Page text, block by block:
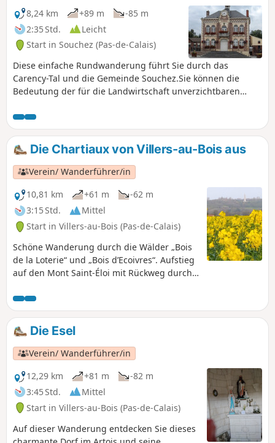
8,24 km
+89 m
-85 m
2:35 Std.
Leicht
Start in Souchez (Pas-de-Calais)
Diese einfache Rundwanderung führt Sie durch das
Carency-Tal und die Gemeinde Souchez.Sie können die
Bedeutung der für die Landwirtschaft unverzichtbaren
die nach der vollständigen Zerstörung des Dorfes Souchez
im Ersten Weltkrieg originalgetreu wieder aufgebaut
wurden.Die Chartiaux von Villers-au-Bois aus
Verein/ Wanderführer/in
10,81 km
+61 m
-62 m
3:15 Std.
Mittel
Start in Villers-au-Bois (Pas-de-Calais)
Schöne Wanderung durch die Wälder „Bois
de la Loterie“ und „Bois d’Ecoivres“. Aufstieg
auf den Mont Saint-Éloi mit Rückweg durch
Die Esel
Verein/ Wanderführer/in
12,29 km
+81 m
-82 m
3:45 Std.
Mittel
Start in Villers-au-Bois (Pas-de-Calais)
Auf dieser Wanderung entdecken Sie dieses